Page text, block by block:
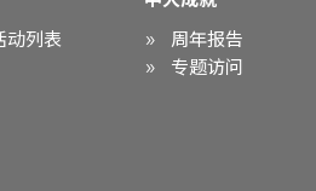
动列表
周年报告
专题访问